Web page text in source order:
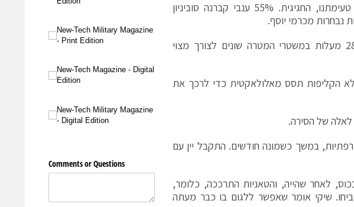
בלנד אינספייר סירה וקברנה סובניון 2019, סיים את טעימתנו, החגיגית. 55% ענבי קברנה סוביניון
ענבי הסירה הותססו כשמונה ימים בטמפרטורה של 28 מעלות במשטרי המטרה שונים לצורך מצוי
ללא הקליפות תסס מאלולאקטית כדי לרכך את
לאלה של הסירה.
במשך כשמונה חודשים. התקבל יין עם
לאחר שהייה, והטאניות התרככה, כלומר,
שיקי אומר שאפשר ללגום בו כבר מעתה